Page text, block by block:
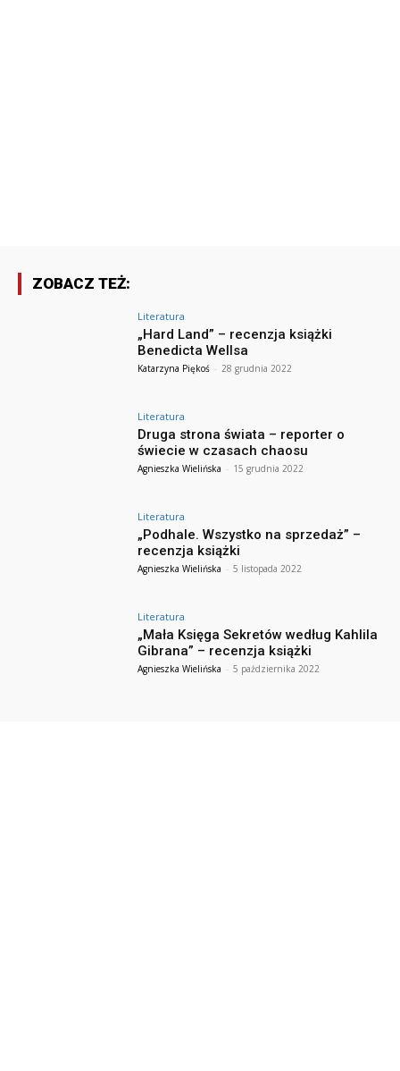
ZOBACZ TEŻ:
Literatura
„Hard Land” – recenzja książki
Benedicta Wellsa
Katarzyna Piękoś - 28 grudnia 2022
Literatura
Druga strona świata – reporter o
świecie w czasach chaosu
Agnieszka Wielińska - 15 grudnia 2022
Literatura
„Podhale. Wszystko na sprzedaż” –
recenzja książki
Agnieszka Wielińska - 5 listopada 2022
Literatura
„Mała Księga Sekretów według Kahlila
Gibrana” – recenzja książki
Agnieszka Wielińska - 5 października 2022